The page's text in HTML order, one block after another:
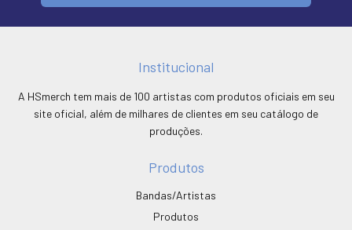
Institucional
A HSmerch tem mais de 100 artistas com produtos oficiais em seu
site oficial, além de milhares de clientes em seu catálogo de
produções.
Produtos
Bandas/Artistas
Produtos